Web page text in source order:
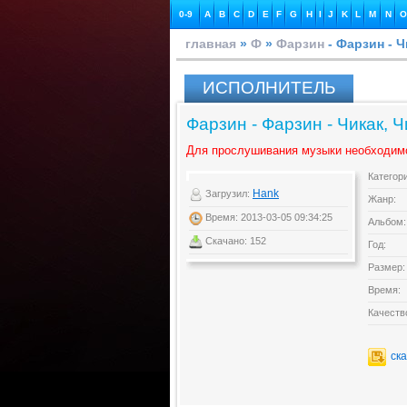
0-9 A B C D E F G H I J K L M N O
главная » Ф » Фарзин - Фарзин -
ИСПОЛНИТЕЛЬ
Фарзин - Фарзин - Чикак,
Для прослушивания музыки
Загрузил: Hank
Время: 2013-03-05 09:34:25
Скачано: 152
Жанр:
Альбом:
Год:
Размер:
Время: